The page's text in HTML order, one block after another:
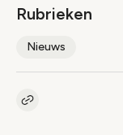
Rubrieken
Nieuws
Kopieer link naar